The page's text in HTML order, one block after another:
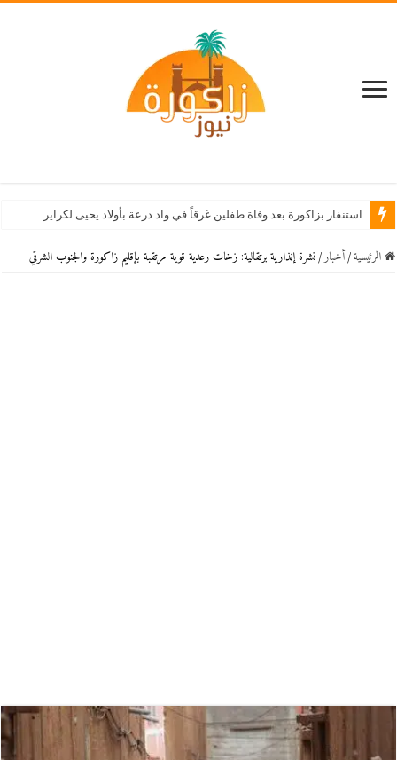
استنفار بزاكورة بعد وفاة طفلين غرقاً في واد درعة بأولاد يحيى لكراير
الرئيسية / أخبار / نشرة إنذارية برتقالية: زخات رعدية قوية مرتقبة بإقليم زاكورة والجنوب الشرقي